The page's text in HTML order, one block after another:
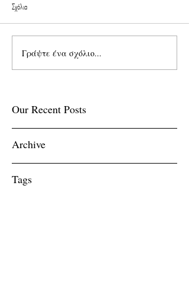
Σχόλια
Γράψτε ένα σχόλιο...
Our Recent Posts
Archive
Tags